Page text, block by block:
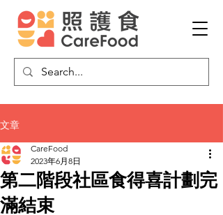
文章
第二階段社區食得喜計劃完
滿結束
CareFood
2023年6月8日